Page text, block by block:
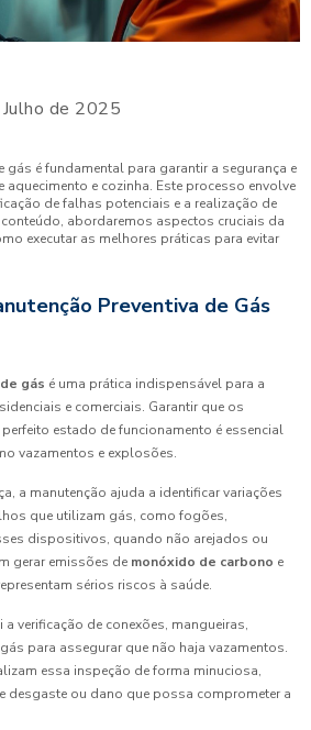
de 2025
gás é fundamental para garantir a segurança e
aquecimento e cozinha. Este processo envolve
de falhas potenciais e a realização de
abordaremos aspectos cruciais da
executar as melhores práticas para evitar
Preventiva de Gás
gás é uma prática indispensável para a
e comerciais. Garantir que os
estado de funcionamento é essencial
vazamentos e explosões.
a manutenção ajuda a identificar variações
que utilizam gás, como fogões,
dispositivos, quando não arejados ou
gerar emissões de monóxido de carbono e
sérios riscos à saúde.
verificação de conexões, mangueiras,
para assegurar que não haja vazamentos.
essa inspeção de forma minuciosa,
desgaste ou dano que possa comprometer a